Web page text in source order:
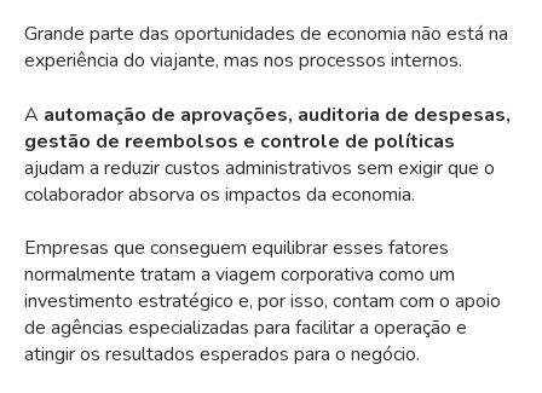
Grande parte das oportunidades de economia não está na
experiência do viajante, mas nos processos internos.
A automação de aprovações, auditoria de despesas,
gestão de reembolsos e controle de políticas
ajudam a reduzir custos administrativos sem exigir que o
colaborador absorva os impactos da economia.
Empresas que conseguem equilibrar esses fatores
normalmente tratam a viagem corporativa como um
investimento estratégico e, por isso, contam com o apoio
de agências especializadas para facilitar a operação e
atingir os resultados esperados para o negócio.